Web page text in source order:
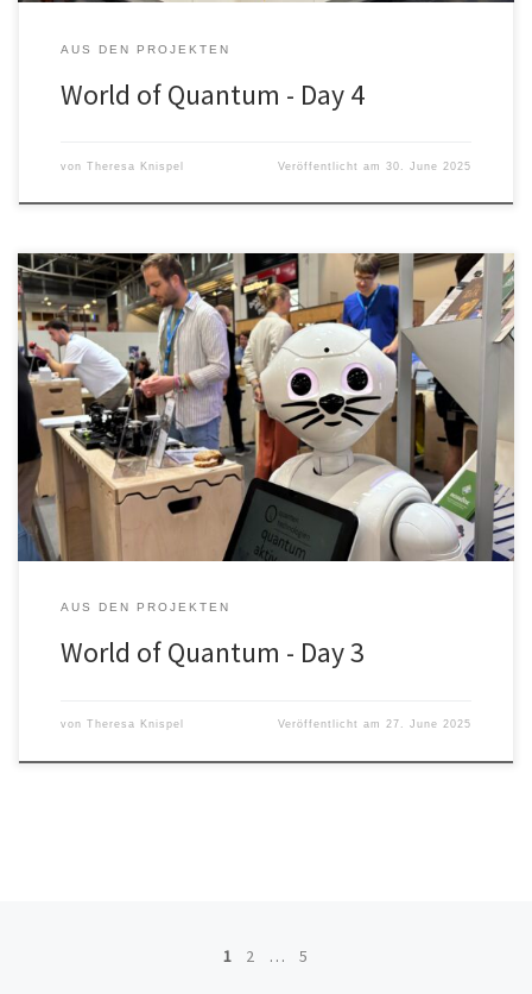
AUS DEN PROJEKTEN
World of Quantum - Day 4
von Theresa Knispel Veröffentlicht am30. June 2025
World of Quantum – Tag 3 Die World of Quantum ist fast schon
wieder vorbei, wie schnell die Zeit vergeht. Genauso schnell wie
die Zeit rum geht, so schnell wächst unsere Partnerwand. Es ist
schön zu sehen, wie die blauen Boxen an der Wand wachsen und
neugierige Besucher:Innen einlädt mit […]
AUS DEN PROJEKTEN
World of Quantum - Day 3
von Theresa Knispel Veröffentlicht am27. June 2025
Beitragsnavigation
1 2 … 5